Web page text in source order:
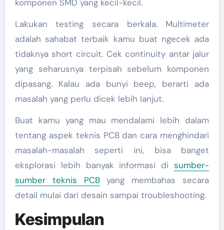
komponen SMD yang kecil-kecil.
Lakukan testing secara berkala. Multimeter
adalah sahabat terbaik kamu buat ngecek ada
tidaknya short circuit. Cek continuity antar jalur
yang seharusnya terpisah sebelum komponen
dipasang. Kalau ada bunyi beep, berarti ada
masalah yang perlu dicek lebih lanjut.
Buat kamu yang mau mendalami lebih dalam
tentang aspek teknis PCB dan cara menghindari
masalah-masalah seperti ini, bisa banget
eksplorasi lebih banyak informasi disumber-
sumber teknis PCByang membahas secara
detail mulai dari desain sampai troubleshooting.
Kesimpulan